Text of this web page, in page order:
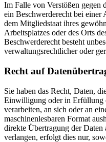
Im Falle von Verstößen gegen
ein Beschwerderecht bei einer
dem Mitgliedstaat ihres
Arbeitsplatzes oder des Orts
Beschwerderecht besteht
verwaltungsrechtlicher oder
Recht auf
Sie haben das Recht, Daten,
Einwilligung oder in Erfüllung
verarbeiten, an sich oder an
maschinenlesbaren Format
direkte Übertragung der Daten
verlangen, erfolgt dies nur,